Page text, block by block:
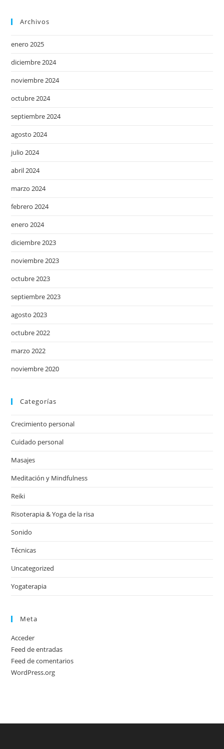
Archivos
enero 2025
diciembre 2024
noviembre 2024
octubre 2024
septiembre 2024
agosto 2024
julio 2024
abril 2024
marzo 2024
febrero 2024
enero 2024
diciembre 2023
noviembre 2023
octubre 2023
septiembre 2023
agosto 2023
octubre 2022
marzo 2022
noviembre 2020
Categorías
Crecimiento personal
Cuidado personal
Masajes
Meditación y Mindfulness
Reiki
Risoterapia & Yoga de la risa
Sonido
Técnicas
Uncategorized
Yogaterapia
Meta
Acceder
Feed de entradas
Feed de comentarios
WordPress.org